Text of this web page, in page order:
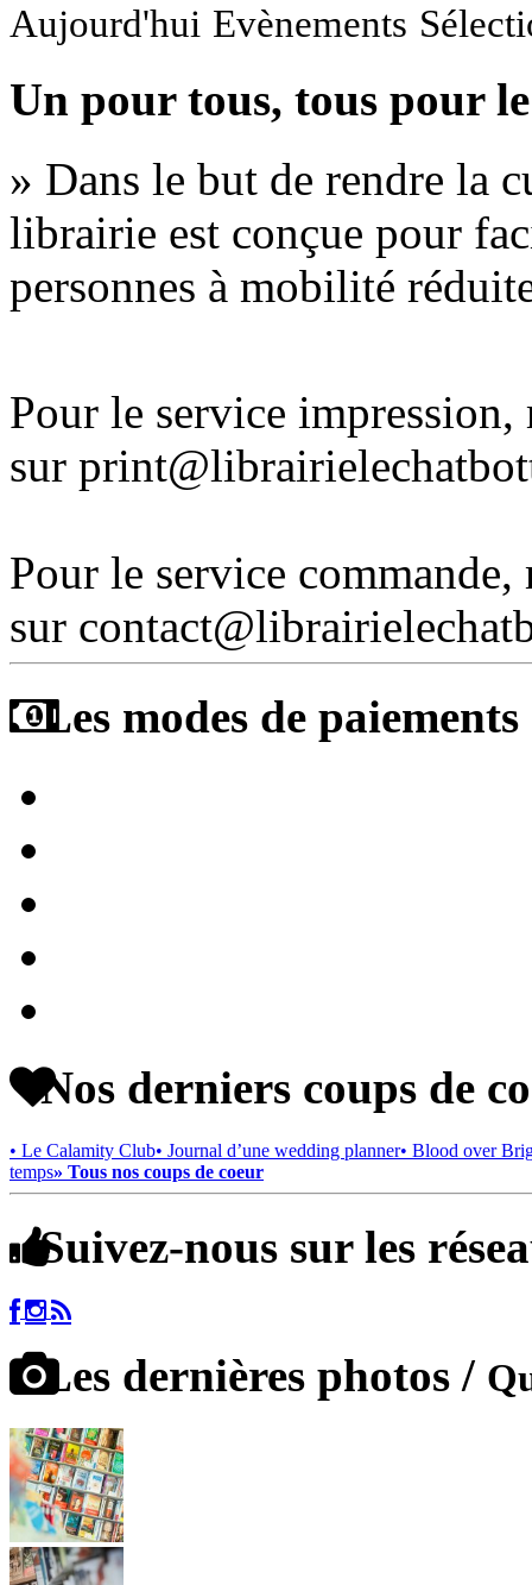
Aujourd'hui Evènements
Un pour tous, tous pour
» Dans le but de rendre la
librairie est conçue pour
personnes à mobilité
Pour le service
sur
Pour le service
sur
Les modes de
Nos derniers coups de
• Le Calamity Club• Journal d’une wedding planner• Blood over
temps» Tous nos coups de coeur
Suivez-nous sur les
Les dernières photos /